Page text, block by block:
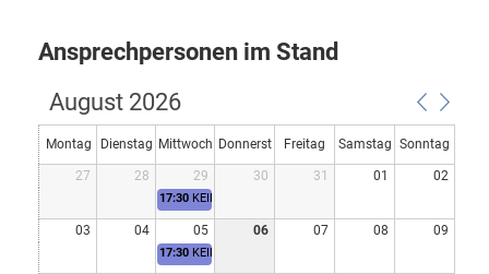
Ansprechpersonen im Stand
August 2026
Montag Dienstag Mittwoch Donnerst Freitag Samstag Sonntag
27 28 29 30 31 01 02
03 04 05 06 07 08 09
17:30 KEIN TRAINING - SOMMERPAUSE
17:30 KEIN TRAINING - SOMMERPAUSE